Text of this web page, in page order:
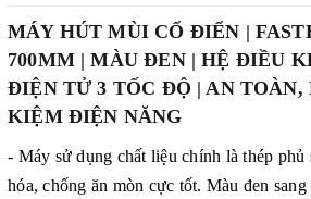
MÁY HÚT MÙI CỔ ĐIỂN |
700MM | MÀU ĐEN | HỆ ĐIỀU
ĐIỆN TỬ 3 TỐC ĐỘ | AN
KIỆM ĐIỆN NĂNG
- Máy sử dụng chất liệu chính là thép
hóa, chống ăn mòn cực tốt. Màu đen